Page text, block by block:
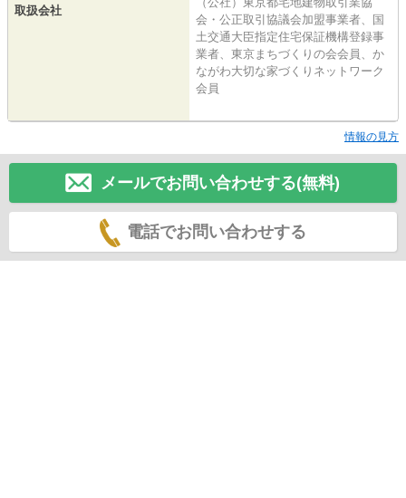
取扱会社
会・公正取引協議会加盟事業者、国
土交通大臣指定住宅保証機構登録事
業者、東京まちづくりの会会員、か
ながわ大切な家づくりネットワーク
会員
情報の見方
メールでお問い合わせする(無料)
電話でお問い合わせする